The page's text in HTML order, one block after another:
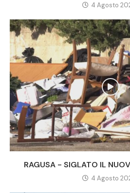
4 Agosto
RAGUSA - SIGLATO IL
4 Agosto